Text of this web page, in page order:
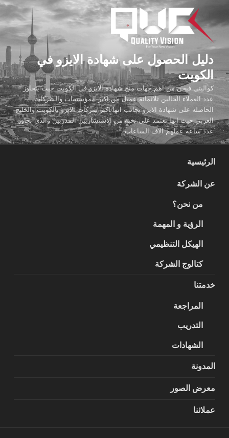
المحتوى
دليل الحصول على شهادة الايزو في
الكويت
كواليتي فيجن من اهم جهات منح شهادة الايزو في الكويت حيث يتجاوز
عدد العملاء الحالين ثلاثمائة عميل من اكبر المؤسسات والشركات
الحاصله على شهادة الايزو بجانب انها اكبر شركات الايزو بالكويت والخليج
العربي حيث انها تعتمد على نخبة من الاستشاريين المدربين والذي تجاوز
عدد ساعه عملهم الاف الساعات
الرئيسية
عن الشركة
من نحن؟
الرؤية و المهمة
الهيكل التنظيمي
كتالوج الشركة
خدمتنا
المراجعة
التدريب
الشهادات
المدونة
معرض الصور
عملائنا